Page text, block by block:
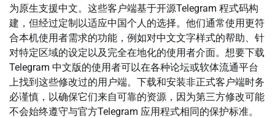
为原生支援中文。这些客户端基于开源Telegram 程式码构
建，但经过定制以适应中国个人的选择。他们通常使用更符
合本机使用者需求的功能，例如对中文文字样式的帮助、针
对特定区域的设定以及完全在地化的使用者介面。想要下载
Telegram 中文版的使用者可以在各种论坛或软体流通平台
上找到这些修改过的用户端。下载和安装非正式客户端时务
必谨慎，以确保它们来自可靠的资源，因为第三方修改可能
不会始终遵守与官方Telegram 应用程式相同的保护标准。